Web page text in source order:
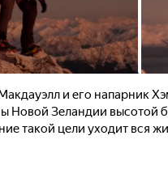
и его напарник
Новой Зеландии высотой
такой цели уходит вся